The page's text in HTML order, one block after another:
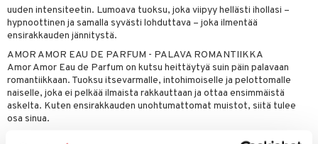
uuden intensiteetin. Lumoava tuoksu, joka viipyy hellästi ihollasi –
hypnoottinen ja samalla syvästi lohduttava – joka ilmentää
ensirakkauden jännitystä.
AMOR AMOR EAU DE PARFUM - PALAVA ROMANTIIKKA
Amor Amor Eau de Parfum on kutsu heittäytyä suin päin palavaan
romantiikkaan. Tuoksu itsevarmalle, intohimoiselle ja pelottomalle
naiselle, joka ei pelkää ilmaista rakkauttaan ja ottaa ensimmäistä
askelta. Kuten ensirakkauden unohtumattomat muistot, siitä tulee
osa sinua.